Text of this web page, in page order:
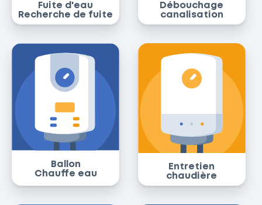
Fuite d'eau
Recherche de fuite
Débouchage
canalisation
Ballon
Chauffe eau
Entretien
chaudière